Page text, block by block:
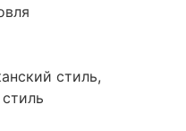
стиль,